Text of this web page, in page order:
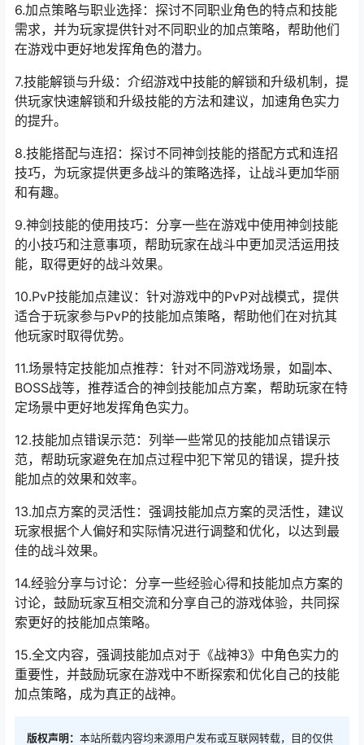
6.加点策略与职业选择：探讨不同职业角色的特点和技能
需求，并为玩家提供针对不同职业的加点策略，帮助他们
在游戏中更好地发挥角色的潜力。
7.技能解锁与升级：介绍游戏中技能的解锁和升级机制，提
供玩家快速解锁和升级技能的方法和建议，加速角色实力
的提升。
8.技能搭配与连招：探讨不同神剑技能的搭配方式和连招
技巧，为玩家提供更多战斗的策略选择，让战斗更加华丽
和有趣。
9.神剑技能的使用技巧：分享一些在游戏中使用神剑技能
的小技巧和注意事项，帮助玩家在战斗中更加灵活运用技
能，取得更好的战斗效果。
10.PvP技能加点建议：针对游戏中的PvP对战模式，提供
适合于玩家参与PvP的技能加点策略，帮助他们在对抗其
他玩家时取得优势。
11.场景特定技能加点推荐：针对不同游戏场景，如副本、
BOSS战等，推荐适合的神剑技能加点方案，帮助玩家在特
定场景中更好地发挥角色实力。
12.技能加点错误示范：列举一些常见的技能加点错误示
范，帮助玩家避免在加点过程中犯下常见的错误，提升技
能加点的效果和效率。
13.加点方案的灵活性：强调技能加点方案的灵活性，建议
玩家根据个人偏好和实际情况进行调整和优化，以达到最
佳的战斗效果。
14.经验分享与讨论：分享一些经验心得和技能加点方案的
讨论，鼓励玩家互相交流和分享自己的游戏体验，共同探
索更好的技能加点策略。
15.全文内容，强调技能加点对于《战神3》中角色实力的
重要性，并鼓励玩家在游戏中不断探索和优化自己的技能
加点策略，成为真正的战神。
版权声明： 本站所载内容均来源用户发布或互联网转载，目的仅供